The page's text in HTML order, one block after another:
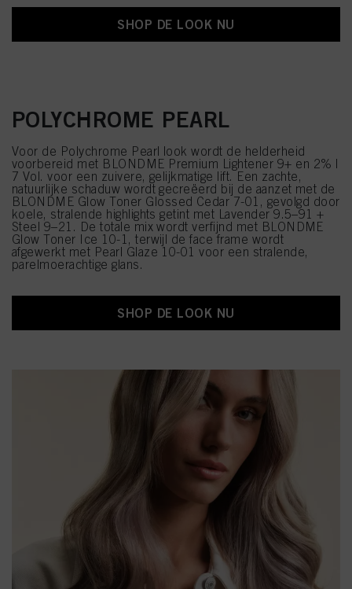
SHOP DE LOOK NU
POLYCHROME PEARL
Voor de Polychrome Pearl look wordt de helderheid
voorbereid met BLONDME Premium Lightener 9+ en 2% |
7 Vol. voor een zuivere, gelijkmatige lift. Een zachte,
natuurlijke schaduw wordt gecreëerd bij de aanzet met de
BLONDME Glow Toner Glossed Cedar 7-01, gevolgd door
koele, stralende highlights getint met Lavender 9.5–91 +
Steel 9–21. De totale mix wordt verfijnd met BLONDME
Glow Toner Ice 10-1, terwijl de face frame wordt
afgewerkt met Pearl Glaze 10-01 voor een stralende,
parelmoerachtige glans.
SHOP DE LOOK NU